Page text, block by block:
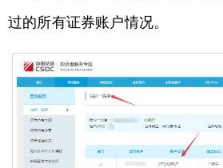
过的所有证券账户情况。